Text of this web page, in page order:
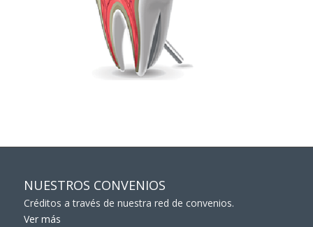
NUESTROS CONVENIOS
Créditos a través de nuestra red de convenios.
Ver más